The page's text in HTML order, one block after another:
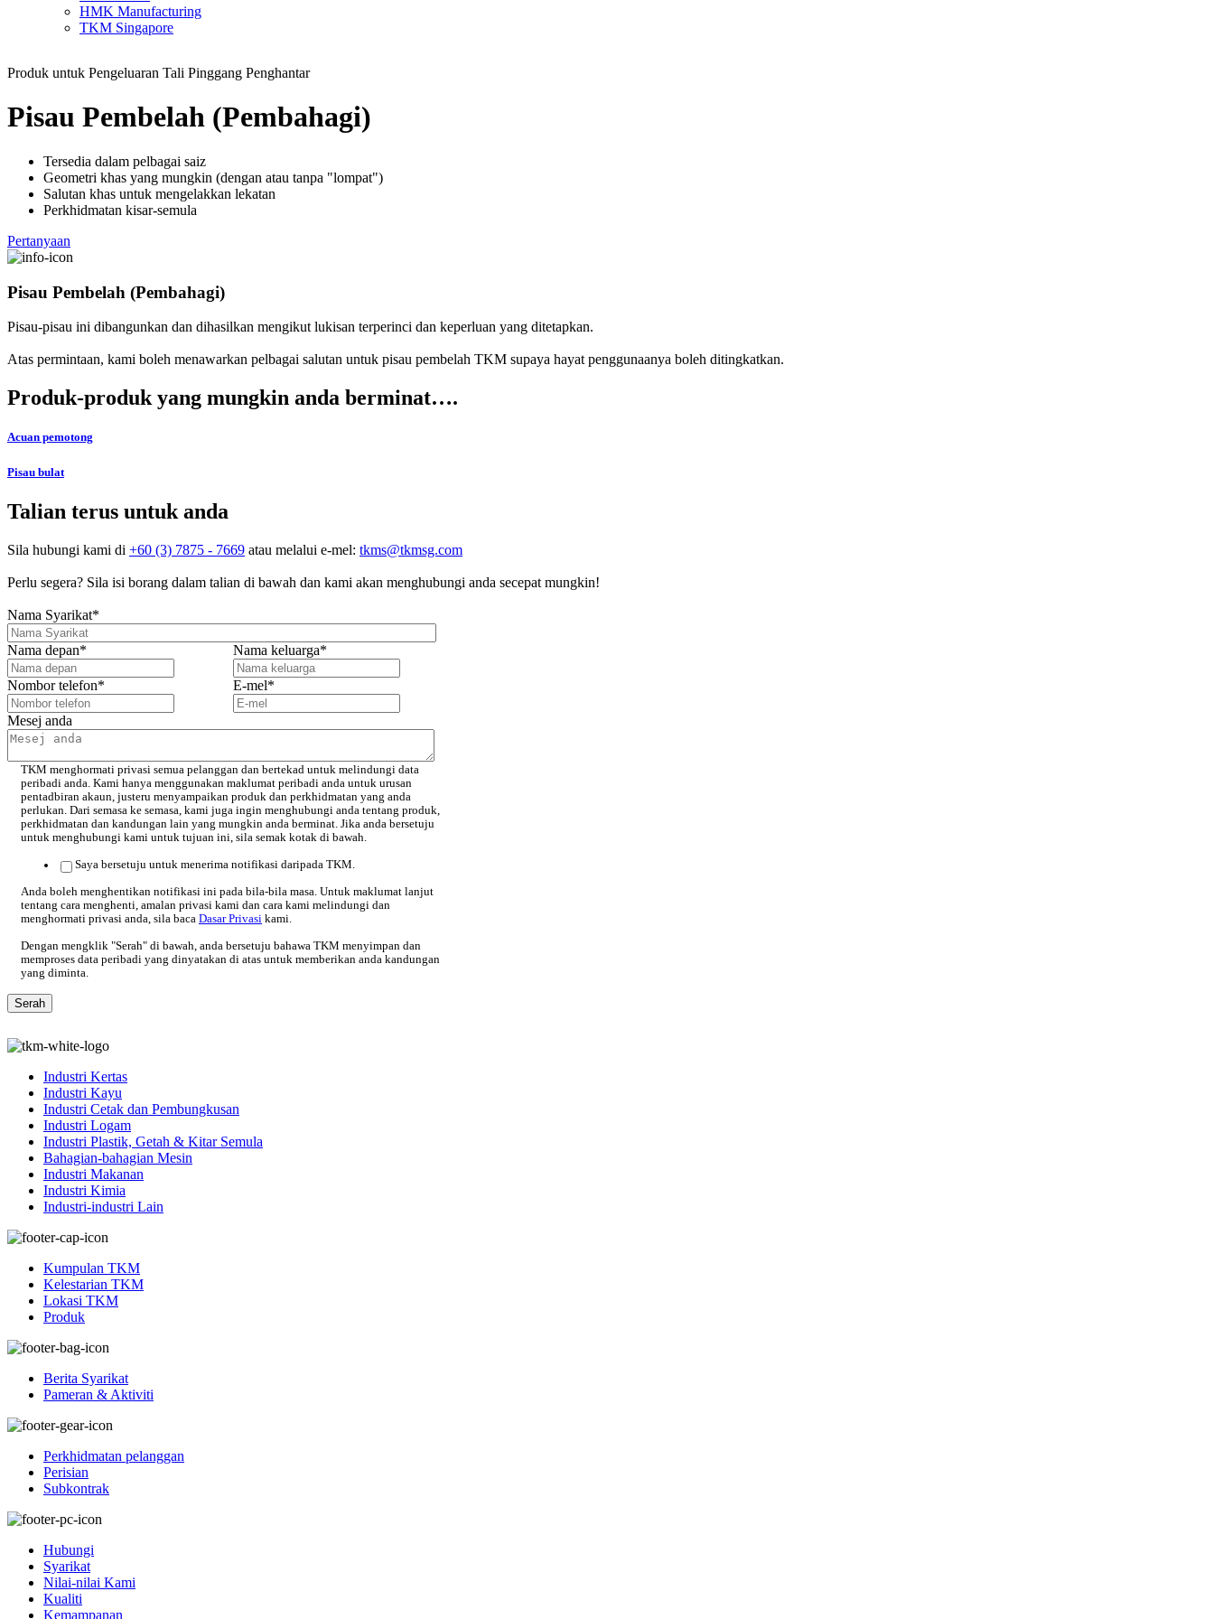
HMK Manufacturing
TKM Singapore
Produk untuk Pengeluaran Tali Pinggang Penghantar
Pisau Pembelah (Pembahagi)
Tersedia dalam pelbagai saiz
Geometri khas yang mungkin (dengan atau tanpa "lompat")
Salutan khas untuk mengelakkan lekatan
Perkhidmatan kisar-semula
Pertanyaan
Pisau Pembelah (Pembahagi)
Pisau-pisau ini dibangunkan dan dihasilkan mengikut lukisan terperinci dan keperluan yang ditetapkan.
Atas permintaan, kami boleh menawarkan pelbagai salutan untuk pisau pembelah TKM supaya hayat penggunaanya boleh ditingkatkan.
Produk-produk yang mungkin anda berminat….
Acuan pemotong
Pisau bulat
Talian terus untuk anda
Sila hubungi kami di +60 (3) 7875 - 7669 atau melalui e-mel: tkms@tkmsg.com
Perlu segera? Sila isi borang dalam talian di bawah dan kami akan menghubungi anda secepat mungkin!
Nama Syarikat*
Nama depan* Nama keluarga*
Nombor telefon* E-mel*
Mesej anda
TKM menghormati privasi semua pelanggan dan bertekad untuk melindungi data
peribadi anda. Kami hanya menggunakan maklumat peribadi anda untuk urusan
pentadbiran akaun, justeru menyampaikan produk dan perkhidmatan yang anda
perlukan. Dari semasa ke semasa, kami juga ingin menghubungi anda tentang produk,
perkhidmatan dan kandungan lain yang mungkin anda berminat. Jika anda bersetuju
untuk menghubungi kami untuk tujuan ini, sila semak kotak di bawah.
Saya bersetuju untuk menerima notifikasi daripada TKM.
Anda boleh menghentikan notifikasi ini pada bila-bila masa. Untuk maklumat lanjut
tentang cara menghenti, amalan privasi kami dan cara kami melindungi dan
menghormati privasi anda, sila baca Dasar Privasi kami.
Dengan mengklik "Serah" di bawah, anda bersetuju bahawa TKM menyimpan dan
memproses data peribadi yang dinyatakan di atas untuk memberikan anda kandungan
yang diminta.
Industri Kertas
Industri Kayu
Industri Cetak dan Pembungkusan
Industri Logam
Industri Plastik, Getah & Kitar Semula
Bahagian-bahagian Mesin
Industri Makanan
Industri Kimia
Industri-industri Lain
Kumpulan TKM
Kelestarian TKM
Lokasi TKM
Produk
Berita Syarikat
Pameran & Aktiviti
Perkhidmatan pelanggan
Perisian
Subkontrak
Hubungi
Syarikat
Nilai-nilai Kami
Kualiti
Kemampanan